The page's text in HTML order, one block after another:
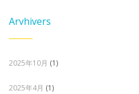
Arvhivers
2025年10月 (1)
2025年4月 (1)